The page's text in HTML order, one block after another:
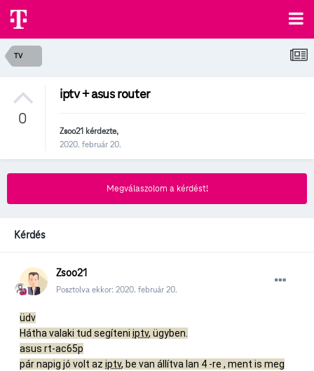
TV
0
iptv + asus router
Zsoo21 kérdezte,
2020. február 20.
Megválaszolom a kérdést!
Kérdés
Zsoo21
Posztolva ekkor: 2020. február 20.
üdv
Hátha valaki tud segíteni iptv, ügyben.
asus rt-ac65p
pár napig jó volt az iptv, be van állítva lan 4 -re , ment is meg